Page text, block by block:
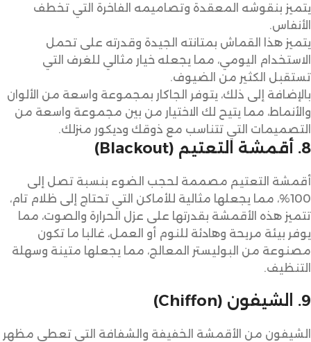
يتميز بنقوشه المعقدة وتصاميمه الفاخرة التي تخطف
الأنفاس.
يتميز هذا القماش بمتانته الجيدة وقدرته على تحمل
الاستخدام اليومي، مما يجعله خيار مثالي للغرف التي
تستقبل الكثير من الضيوف.
بالإضافة إلى ذلك، يتوفر الجاكار بمجموعة واسعة من الألوان
والأنماط، مما يتيح لك الاختيار من بين مجموعة واسعة من
التصميمات التي تتناسب مع ذوقك وديكور منزلك.
8. أقمشة التعتيم (Blackout)
أقمشة التعتيم مصممة لحجب الضوء بنسبة تصل إلى
100%، مما يجعلها مثالية للأماكن التي تحتاج إلى ظلام تام،
تتميز هذه الأقمشة بقدرتها على عزل الحرارة والصوت، مما
يوفر بيئة مريحة وهادئة للنوم أو العمل، غالبا ما تكون
مصنوعة من البوليستر المعالج، مما يجعلها متينة وسهلة
التنظيف.
9. الشيفون (Chiffon)
الشيفون من الأقمشة الخفيفة والشفافة التي تعطي مظهر